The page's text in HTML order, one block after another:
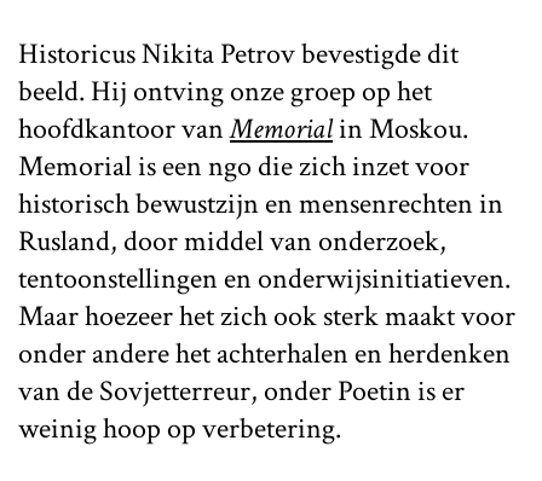
Historicus Nikita Petrov bevestigde dit
beeld. Hij ontving onze groep op het
hoofdkantoor vanMemorialin Moskou.
Memorial is een ngo die zich inzet voor
historisch bewustzijn en mensenrechten in
Rusland, door middel van onderzoek,
tentoonstellingen en onderwijsinitiatieven.
Maar hoezeer het zich ook sterk maakt voor
onder andere het achterhalen en herdenken
van de Sovjetterreur, onder Poetin is er
weinig hoop op verbetering.